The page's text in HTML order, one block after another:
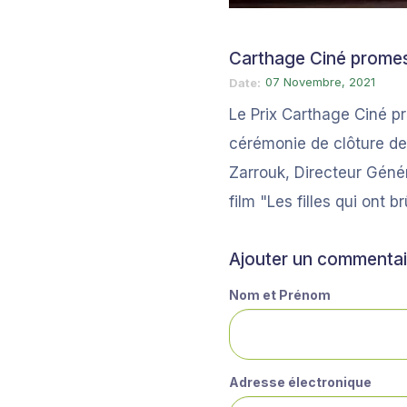
Carthage Ciné
Date 07 Novembre, 2021
Le Prix Carthage Ciné
cérémonie de clôture
Zarrouk, Directeur
film "Les filles qui ont
Ajouter un
Nom et Prénom
Adresse électronique